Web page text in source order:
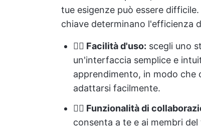
tue esigenze può essere
chiave determinano l'efficienza
👉🏻 Facilità d'uso: scegli uno
un'interfaccia semplice e
apprendimento, in modo che
adattarsi facilmente.
👉🏻 Funzionalità di
consenta a te e ai membri